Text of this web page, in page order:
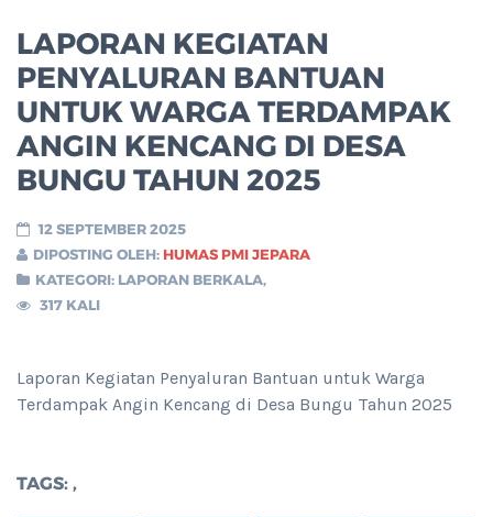
LAPORAN KEGIATAN
PENYALURAN BANTUAN
UNTUK WARGA TERDAMPAK
ANGIN KENCANG DI DESA
BUNGU TAHUN 2025
12 SEPTEMBER 2025
DIPOSTING OLEH: HUMAS PMI JEPARA
KATEGORI: LAPORAN BERKALA,
317 KALI
Laporan Kegiatan Penyaluran Bantuan untuk Warga
Terdampak Angin Kencang di Desa Bungu Tahun 2025
TAGS: ,